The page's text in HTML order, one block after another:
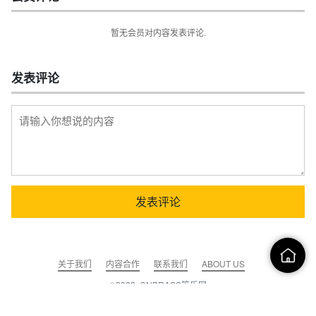
暂无会员对内容发表评论.
发表评论
关于我们 内容合作 联系我们
ABOUT US
©2022, CNBRASS管乐网